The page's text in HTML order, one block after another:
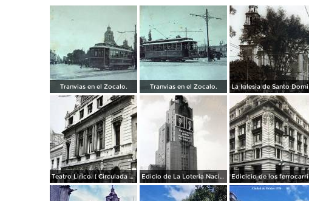
Tranvias en el Zocalo. Tranvias en el Zocalo. La
Teatro Lirico. ( Circulada el 1 de Agosto de 1926 ). Edicio de La Loteria Nacional Ciudad de México Abril de 1964